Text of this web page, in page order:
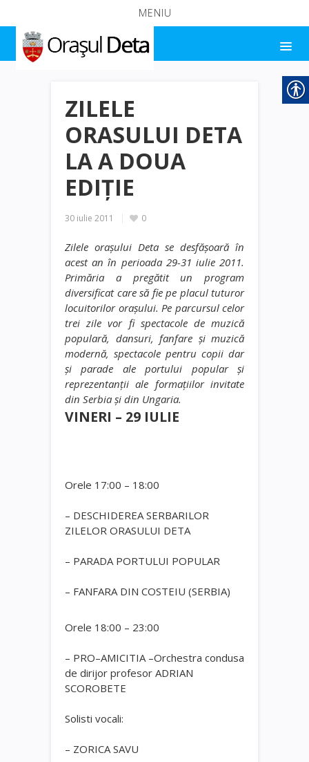
MENIU
ZILELE
ORASULUI DETA
LA A DOUA
EDIŢIE
30 iulie 2011 0
Zilele oraşului Deta se desfăşoară în
acest an în perioada 29-31 iulie 2011.
Primăria a pregătit un program
diversificat care să fie pe placul tuturor
locuitorilor oraşului. Pe parcursul celor
trei zile vor fi spectacole de muzică
populară, dansuri, fanfare şi muzică
modernă, spectacole pentru copii dar
şi parade ale portului popular şi
reprezentanţii ale formaţiilor invitate
din Serbia şi din Ungaria.
VINERI – 29 IULIE
Orele 17:00 – 18:00
– DESCHIDEREA SERBARILOR
ZILELOR ORASULUI DETA
– PARADA PORTULUI POPULAR
– FANFARA DIN COSTEIU (SERBIA)
Orele 18:00 – 23:00
– PRO–AMICITIA –Orchestra condusa
de dirijor profesor ADRIAN
SCOROBETE
Solisti vocali:
– ZORICA SAVU